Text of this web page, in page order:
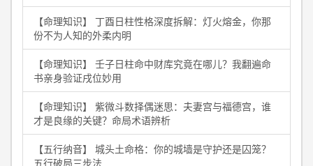
【命理知识】 丁酉日柱性格深度拆解：灯火熔金，你那
份不为人知的外柔内明
【命理知识】 壬子日柱命中财库究竟在哪儿？我翻遍命
书亲身验证戌位妙用
【命理知识】 紫微斗数择偶迷思：夫妻宫与福德宫，谁
才是良缘的关键？命局术语辨析
【五行纳音】 城头土命格：你的城墙是守护还是囚笼？
五行破局三步法